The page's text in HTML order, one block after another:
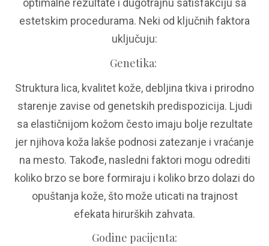
optimalne rezultate i dugotrajnu satisfakciju sa
estetskim procedurama. Neki od ključnih faktora
uključuju:
Genetika:
Struktura lica, kvalitet kože, debljina tkiva i prirodno
starenje zavise od genetskih predispozicija. Ljudi
sa elastičnijom kožom često imaju bolje rezultate
jer njihova koža lakše podnosi zatezanje i vraćanje
na mesto. Takođe, nasledni faktori mogu odrediti
koliko brzo se bore formiraju i koliko brzo dolazi do
opuštanja kože, što može uticati na trajnost
efekata hirurških zahvata.
Godine pacijenta: